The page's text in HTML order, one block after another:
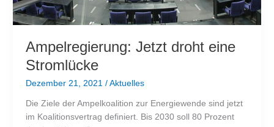
Ampelregierung: Jetzt droht eine
Stromlücke
Dezember 21, 2021 / Aktuelles
Die Ziele der Ampelkoalition zur Energiewende sind jetzt
im Koalitionsvertrag definiert. Bis 2030 soll 80 Prozent